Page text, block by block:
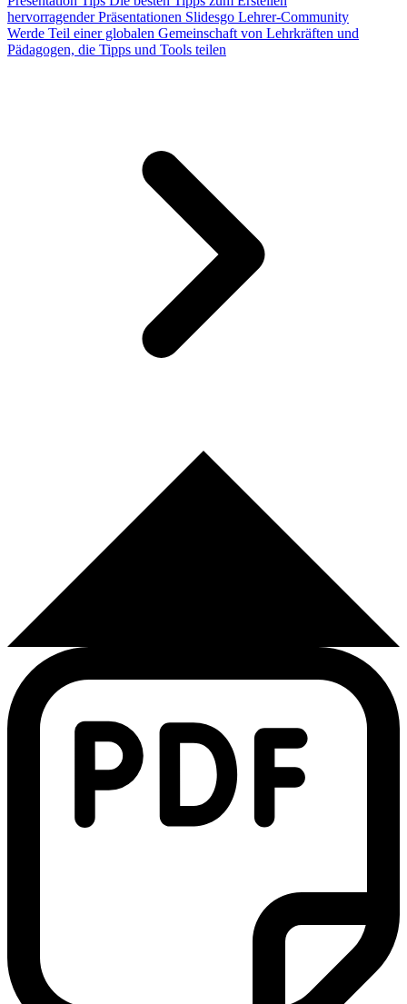
hervorragender Präsentationen Slidesgo Lehrer-Community
Werde Teil einer globalen Gemeinschaft von Lehrkräften und
Pädagogen, die Tipps und Tools teilen